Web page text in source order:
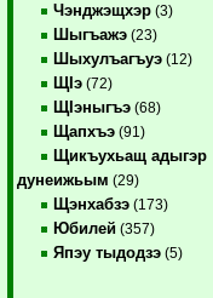
Чэнджэщхэр (3)
Шыгъажэ (23)
Шыхулъагъуэ (12)
ЩIэ (72)
ЩIэныгъэ (68)
Щапхъэ (91)
Щикъухьащ адыгэр
дунеижьым (29)
Щэнхабзэ (173)
Юбилей (357)
Япэу тыдодзэ (5)